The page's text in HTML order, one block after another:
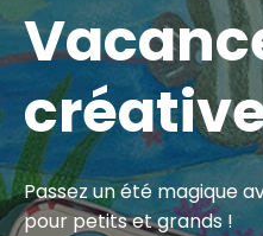
Passez un été magique
pour petits et grands !